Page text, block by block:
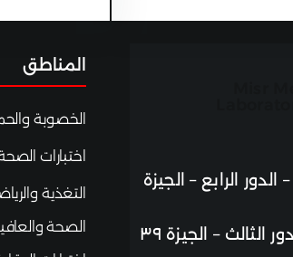
الرابع – الجيزة
الثالث – الجيزة ٣٩
المناطق
الخصوبة
اختبارات
التغذية
الصحة